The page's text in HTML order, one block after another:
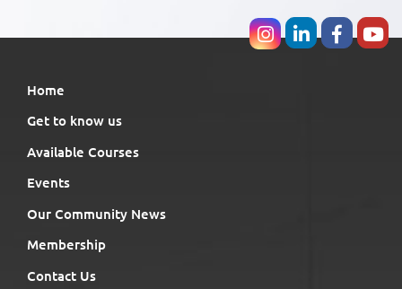
Home
Get to know us
Available Courses
Events
Our Community News
Membership
Contact Us